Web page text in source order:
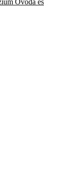
Óvoda és